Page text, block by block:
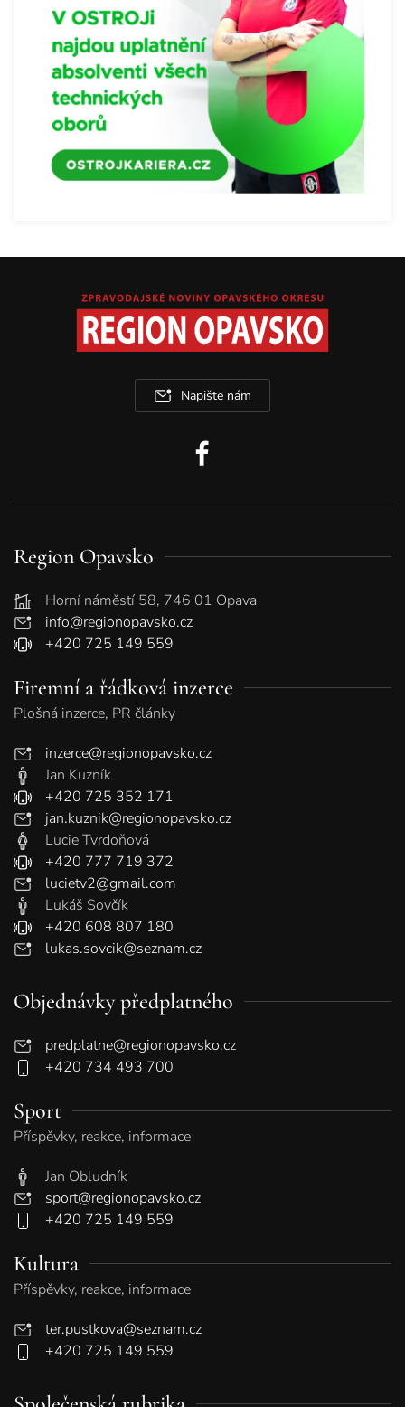
Napište nám
Region Opavsko
Horní náměstí 58, 746 01 Opava
info@regionopavsko.cz
+420 725 149 559
Firemní a řádková inzerce
Plošná inzerce, PR články
inzerce@regionopavsko.cz
Jan Kuzník
+420 725 352 171
jan.kuznik@regionopavsko.cz
Lucie Tvrdoňová
+420 777 719 372
lucietv2@gmail.com
Lukáš Sovčík
+420 608 807 180
lukas.sovcik@seznam.cz
Objednávky předplatného
predplatne@regionopavsko.cz
+420 734 493 700
Sport
Příspěvky, reakce, informace
Jan Obludník
sport@regionopavsko.cz
+420 725 149 559
Kultura
Příspěvky, reakce, informace
ter.pustkova@seznam.cz
+420 725 149 559